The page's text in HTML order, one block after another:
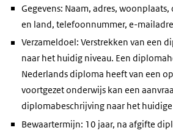
Gegevens: Naam, adres,
en land, telefoonnummer, e-
Verzameldoel: Verstrekken van een
naar het huidig niveau. Een
Nederlands diploma heeft van een
voortgezet onderwijs kan een
diplomabeschrijving naar het
Bewaartermijn: 10 jaar, na afgifte